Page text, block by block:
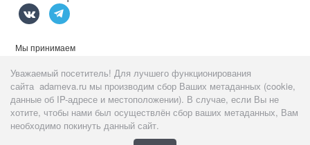
Мы принимаем
Данный сайт предназначентолько для пользователей старше 18
лет!
Уважаемый посетитель! Для лучшего функционирования
сайта adameva.ru мы производим сбор Ваших метаданных (cookie,
данные об IP-адресе и местоположении). В случае, если Вы не
хотите, чтобы нами был осуществлён сбор ваших метаданных, Вам
необходимо покинуть данный сайт.